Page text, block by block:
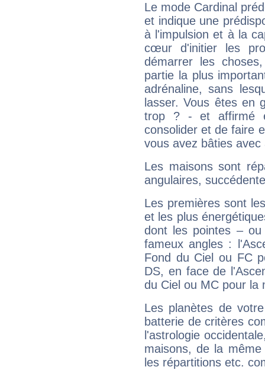
Le mode Cardinal
et indique une
à l'impulsion et à la
cœur d'initier les
démarrer les
partie la plus
adrénaline, sans
lasser. Vous êtes en
trop ? - et affirmé
consolider et de faire
vous avez bâties avec
Les maisons sont
angulaires,
Les premières sont
et les plus
dont les pointes –
fameux angles :
Fond du Ciel ou FC
DS, en face de
du Ciel ou MC pour la
Les planètes de
batterie de critères
l'astrologie
maisons, de la
les répartitions etc.